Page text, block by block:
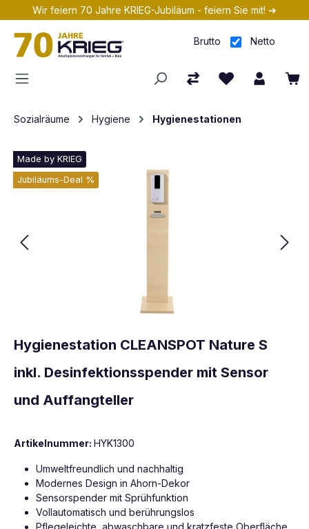
Zum Hauptinhalt springen
Wir feiern 70 Jahre KRIEG-Jubiläum - feiern Sie mit! ➔
Brutto Netto
Sozialräume Hygiene Hygienestationen
Made by KRIEG
Jubiläums-Deal %
Hygienestation CLEANSPOT Nature S
inkl. Desinfektionsspender mit Sensor
und Auffangteller
Artikelnummer: HYK1300
Umweltfreundlich und nachhaltig
Modernes Design in Ahorn-Dekor
Sensorspender mit Sprühfunktion
Vollautomatisch und berührungslos